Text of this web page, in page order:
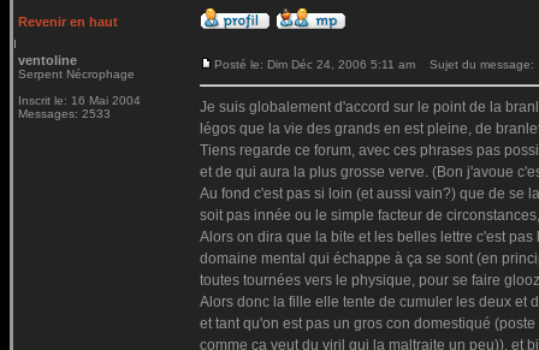
Revenir en haut
ventoline
Serpent Nécrophage
Inscrit le: 16 Mai 2004
Messages: 2533
Posté le: Dim Déc 24, 2006 5:11 am Sujet du message:
Je suis globalement d'accord sur le point de la
légos que la vie des grands en est pleine, de
Tiens regarde ce forum, avec ces phrases pas
et de qui aura la plus grosse verve. (Bon j'avoue
Au fond c'est pas si loin (et aussi vain?) que de se
soit pas innée ou le simple facteur de
Alors on dira que la bite et les belles lettre c'est
domaine mental qui échappe à ça se sont (en
toutes tournées vers le physique, pour se faire
Alors donc la fille elle tente de cumuler les deux et
et tant qu'on est pas un gros con domestiqué
comme ça veut du viril qui la maltraite un peu)), et